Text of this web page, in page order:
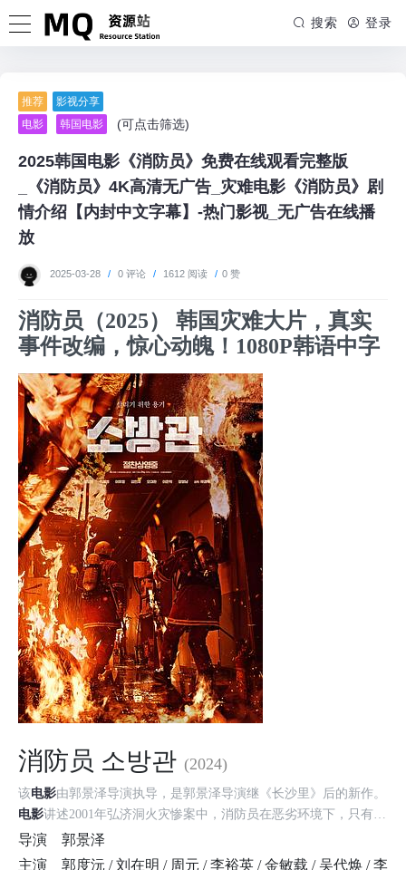
搜索 登录
推荐
影视分享
电影
韩国电影 (可点击筛选)
2025韩国电影《消防员》免费在线观看完整版
_《消防员》4K高清无广告_灾难电影《消防员》剧
情介绍【内封中文字幕】-热门影视_无广告在线播
放
2025-03-28 / 0 评论 / 1612 阅读 / 0 赞
消防员（2025） 韩国灾难大片，真实
事件改编，惊心动魄！1080P韩语中字
消防员 소방관 (2024)
该电影由郭景泽导演执导，是郭景泽导演继《长沙里》后的新作。
电影讲述2001年弘济洞火灾惨案中，消防员在恶劣环境下，只有一
个目标——扑灭火灾、全员救援的故事。
导演
郭景泽
主演
郭度沅 / 刘在明 / 周元 / 李裕英 / 金敏载 / 吴代焕 / 李